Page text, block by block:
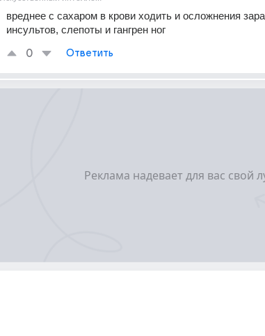
вреднее с сахаром в крови ходить и осложнения
инсультов, слепоты и гангрен ног
0 Ответить